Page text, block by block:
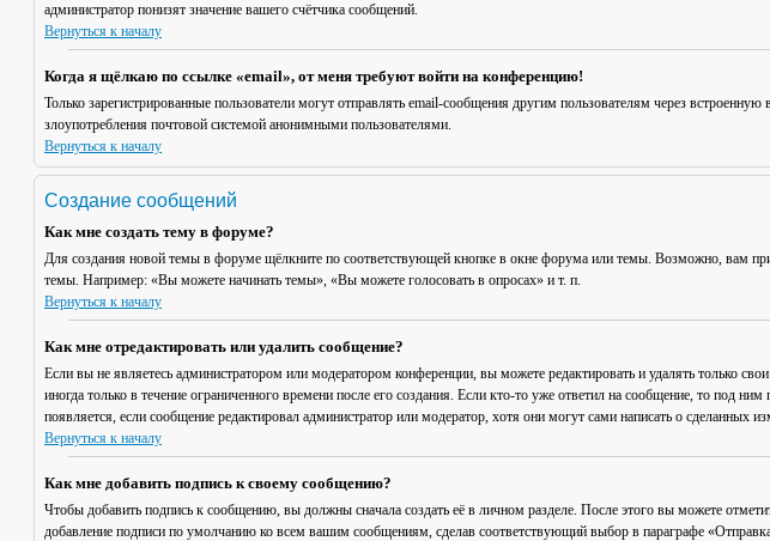
администратор понизят значение вашего счётчика сообщений.
Вернуться к началу
Когда я щёлкаю по ссылке «email», от меня требуют войти на конференцию!
Только зарегистрированные пользователи могут отправлять email-сообщения другим пользователям через
злоупотребления почтовой системой анонимными пользователями.
Вернуться к началу
Создание сообщений
Как мне создать тему в форуме?
Для создания новой темы в форуме щёлкните по соответствующей кнопке в окне форума или темы. Возможно, вам
темы. Например: «Вы можете начинать темы», «Вы можете голосовать в опросах» и т. п.
Вернуться к началу
Как мне отредактировать или удалить сообщение?
Если вы не являетесь администратором или модератором конференции, вы можете редактировать и удалять только
иногда только в течение ограниченного времени после его создания. Если кто-то уже ответил на сообщение, то под
появляется, если сообщение редактировал администратор или модератор, хотя они могут сами написать о
Вернуться к началу
Как мне добавить подпись к своему сообщению?
Чтобы добавить подпись к сообщению, вы должны сначала создать её в личном разделе. После этого вы можете
добавление подписи по умолчанию ко всем вашим сообщениям, сделав соответствующий выбор в параграфе